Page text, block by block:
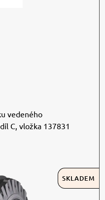
SKLADEM
vedeného
C, vložka 137831